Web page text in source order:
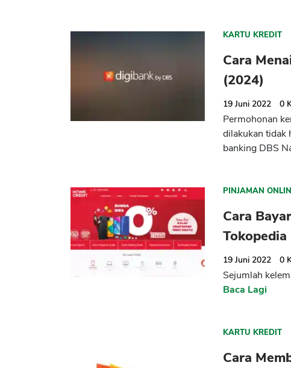
KARTU KREDIT
Cara
(2024)
19 Juni 2022 0
Permohonan
dilakukan tidak
banking DBS
PINJAMAN
Cara
Tokopedia
19 Juni 2022 0
Sejumlah
Baca Lagi
KARTU KREDIT
Cara